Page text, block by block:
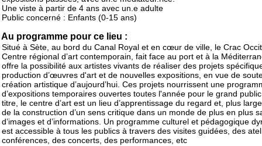
Une viste à partir de 4 ans avec un.e adulte
Public concerné : Enfants (0-15 ans)
Au programme pour ce lieu :
Situé à Sète, au bord du Canal Royal et en cœur de ville, le Crac
Centre régional d’art contemporain, fait face au port et à la
offre la possibilité aux artistes vivants de réaliser des projets
production d’œuvres d'art et de nouvelles expositions, en vue de
création artistique d’aujourd’hui. Ces projets nourrissent une
d’expositions temporaires ouvertes toutes l'année pour le grand
titre, le centre d’art est un lieu d’apprentissage du regard et, plus
de la construction d’un sens critique dans un monde de plus en plus
d’images et d’informations. Un programme culturel et pédagogique
est accessible à tous les publics à travers des visites guidées, des
conférences, des concerts, des performances, etc